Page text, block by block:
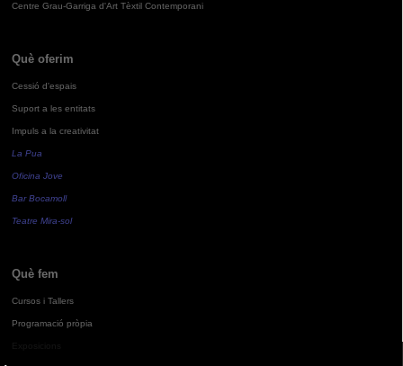
Centre Grau-Garriga d'Art Tèxtil Contemporani
Què oferim
Cessió d'espais
Suport a les entitats
Impuls a la creativitat
La Pua
Oficina Jove
Bar Bocamoll
Teatre Mira-sol
Què fem
Cursos i Tallers
Programació pròpia